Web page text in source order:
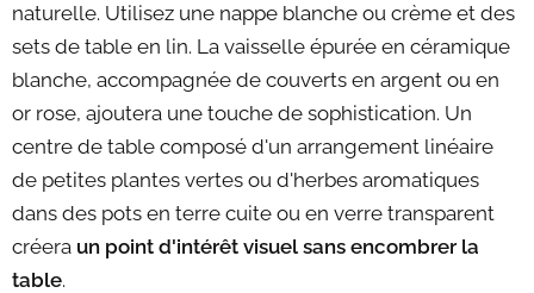
naturelle. Utilisez une nappe blanche ou crème et des
sets de table en lin. La vaisselle épurée en céramique
blanche, accompagnée de couverts en argent ou en
or rose, ajoutera une touche de sophistication. Un
centre de table composé d'un arrangement linéaire
de petites plantes vertes ou d'herbes aromatiques
dans des pots en terre cuite ou en verre transparent
créera un point d'intérêt visuel sans encombrer la
table.